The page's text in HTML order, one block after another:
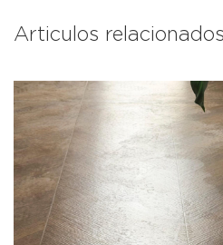
Articulos relacionados